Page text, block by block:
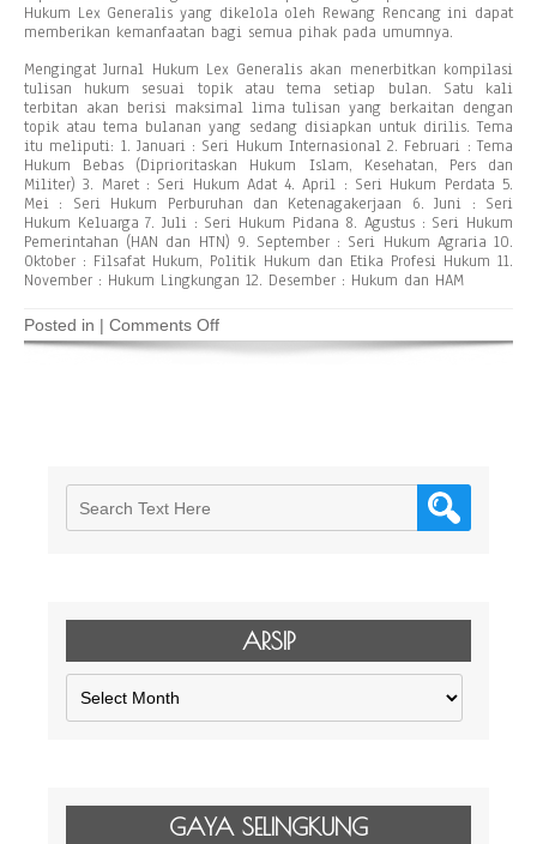
Hukum Lex Generalis yang dikelola oleh Rewang Rencang ini dapat
memberikan kemanfaatan bagi semua pihak pada umumnya.
Mengingat Jurnal Hukum Lex Generalis akan menerbitkan kompilasi
tulisan hukum sesuai topik atau tema setiap bulan. Satu kali
terbitan akan berisi maksimal lima tulisan yang berkaitan dengan
topik atau tema bulanan yang sedang disiapkan untuk dirilis. Tema
itu meliputi: 1. Januari : Seri Hukum Internasional 2. Februari : Tema
Hukum Bebas (Diprioritaskan Hukum Islam, Kesehatan, Pers dan
Militer) 3. Maret : Seri Hukum Adat 4. April : Seri Hukum Perdata 5.
Mei : Seri Hukum Perburuhan dan Ketenagakerjaan 6. Juni : Seri
Hukum Keluarga 7. Juli : Seri Hukum Pidana 8. Agustus : Seri Hukum
Pemerintahan (HAN dan HTN) 9. September : Seri Hukum Agraria 10.
Oktober : Filsafat Hukum, Politik Hukum dan Etika Profesi Hukum 11.
November : Hukum Lingkungan 12. Desember : Hukum dan HAM
Posted in | Comments Offon
About
ARSIP
Arsip
GAYA SELINGKUNG